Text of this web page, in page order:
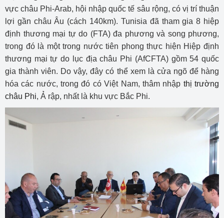
vực châu Phi-Arab, hội nhập quốc tế sâu rộng, có vị trí thuận
lợi gần châu Âu (cách 140km). Tunisia đã tham gia 8 hiệp
định thương mại tự do (FTA) đa phương và song phương,
trong đó là một trong nước tiên phong thực hiện Hiệp định
thương mại tự do lục địa châu Phi (AfCFTA) gồm 54 quốc
gia thành viên. Do vậy, đây có thể xem là cửa ngõ để hàng
hóa các nước, trong đó có Việt Nam, thâm nhập thị trường
châu Phi, Ả rập, nhất là khu vực Bắc Phi.